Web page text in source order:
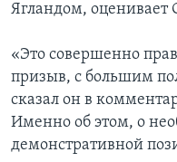
Ягландом, оценивает
«Это совершенно
призыв, с большим
сказал он в
Именно об этом, о
демонстративной